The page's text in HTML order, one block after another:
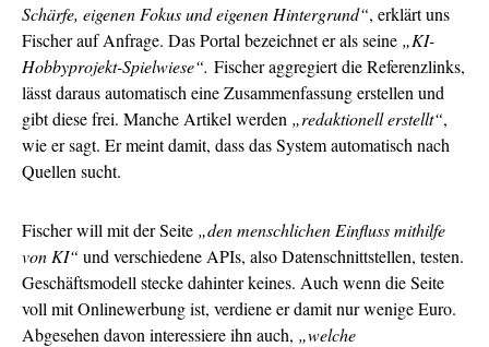
Schärfe, eigenen Fokus und eigenen Hintergrund“, erklärt uns
Fischer auf Anfrage. Das Portal bezeichnet er als seine „KI-
Hobbyprojekt-Spielwiese“. Fischer aggregiert die Referenzlinks,
lässt daraus automatisch eine Zusammenfassung erstellen und
gibt diese frei. Manche Artikel werden „redaktionell erstellt“,
wie er sagt. Er meint damit, dass das System automatisch nach
Quellen sucht.
Fischer will mit der Seite „den menschlichen Einfluss mithilfe
von KI“ und verschiedene APIs, also Datenschnittstellen, testen.
Geschäftsmodell stecke dahinter keines. Auch wenn die Seite
voll mit Onlinewerbung ist, verdiene er damit nur wenige Euro.
Abgesehen davon interessiere ihn auch, „welche